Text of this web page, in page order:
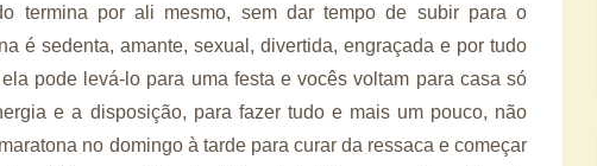
termina por ali mesmo, sem dar tempo de subir para o
é sedenta, amante, sexual, divertida, engraçada e por tudo
pode levá-lo para uma festa e vocês voltam para casa só
e a disposição, para fazer tudo e mais um pouco, não
no domingo à tarde para curar da ressaca e começar